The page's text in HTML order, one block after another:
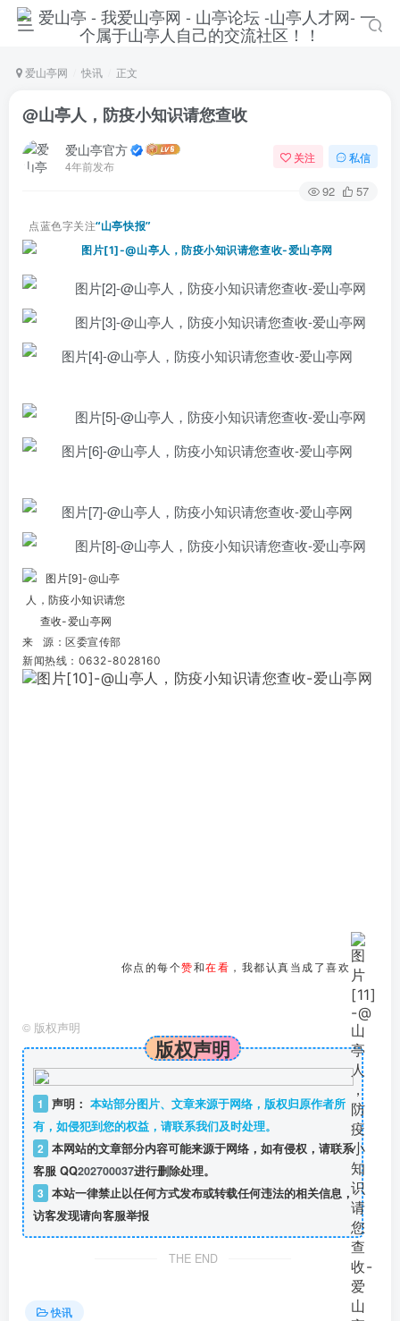
爱山亭网 快讯 正文
@山亭人，防疫小知识请您查收
爱山亭官方
4年前发布
关注 私信
92 57
点蓝色字关注“山亭快报”
来 源：区委宣传部
新闻热线：0632-8028160
你点的每个赞和在看 ，我都认真当成了喜欢
© 版权声明
版权声明
1 声明： 本站部分图片、文章来源于网络，版权归原作者所
有，如侵犯到您的权益，请联系我们及时处理。
2 本网站的文章部分内容可能来源于网络，如有侵权，请联系
客服 QQ202700037进行删除处理。
3 本站一律禁止以任何方式发布或转载任何违法的相关信息，
访客发现请向客服举报
THE END
快讯
登录
没有账号？立即注册
记住登录 账号密码登录
社交账号登录
QQ登录 微信登录
使用社交账号登录即表示同意